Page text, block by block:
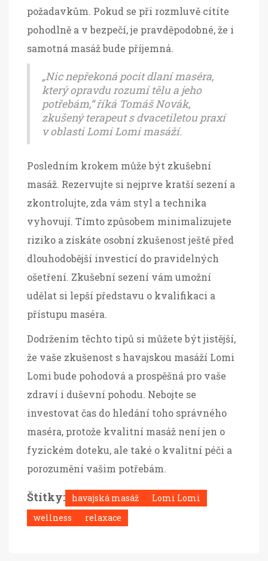
požadavkům. Pokud se při rozmluvě cítíte
pohodlně a v bezpečí, je pravděpodobné, že i
samotná masáž bude příjemná.
„Nic nepřekoná pocit dlaní maséra,
který opravdu rozumí tělu a jeho
potřebám,“ říká Tomáš Novák,
zkušený terapeut s dvacetiletou praxí
v oblasti Lomi Lomi masáží.
Posledním krokem může být zkušební
masáž. Rezervujte si nejprve kratší sezení a
zkontrolujte, zda vám styl a technika
vyhovují. Tímto způsobem minimalizujete
riziko a získáte osobní zkušenost ještě před
dlouhodobější investicí do pravidelných
ošetření. Zkušební sezení vám umožní
udělat si lepší představu o kvalifikaci a
přístupu maséra.
Dodržením těchto tipů si můžete být jistější,
že vaše zkušenost s havajskou masáží Lomi
Lomi bude pohodová a prospěšná pro vaše
zdraví i duševní pohodu. Nebojte se
investovat čas do hledání toho správného
maséra, protože kvalitní masáž není jen o
fyzickém doteku, ale také o kvalitní péči a
porozumění vašim potřebám.
Štítky: havajská masáž
Lomi Lomi
wellness
relaxace